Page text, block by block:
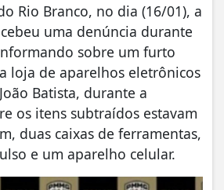
Rio Branco, no dia (16/01), a
uma denúncia durante
sobre um furto
loja de aparelhos eletrônicos
Batista, durante a
os itens subtraídos estavam
duas caixas de ferramentas,
e um aparelho celular.